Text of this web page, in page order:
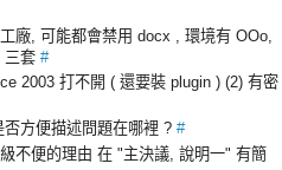
廠, 可能都會禁用 docx , 環境有 OOo,
三套 #
2003 打不開 ( 還要裝 plugin ) (2) 有密
方便描述問題在哪裡 ? #
不便的理由 在 "主決議, 說明一" 有簡